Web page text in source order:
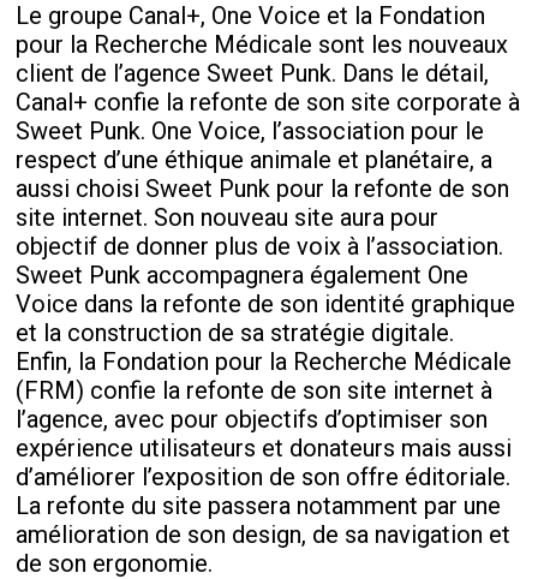
Le groupe Canal+, One Voice et la Fondation
pour la Recherche Médicale sont les nouveaux
client de l’agence Sweet Punk. Dans le détail,
Canal+ confie la refonte de son site corporate à
Sweet Punk. One Voice, l’association pour le
respect d’une éthique animale et planétaire, a
aussi choisi Sweet Punk pour la refonte de son
site internet. Son nouveau site aura pour
objectif de donner plus de voix à l’association.
Sweet Punk accompagnera également One
Voice dans la refonte de son identité graphique
et la construction de sa stratégie digitale.
Enfin, la Fondation pour la Recherche Médicale
(FRM) confie la refonte de son site internet à
l’agence, avec pour objectifs d’optimiser son
expérience utilisateurs et donateurs mais aussi
d’améliorer l’exposition de son offre éditoriale.
La refonte du site passera notamment par une
amélioration de son design, de sa navigation et
de son ergonomie.